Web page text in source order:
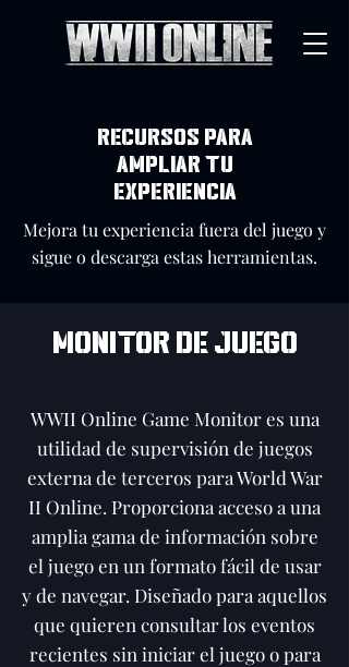
RECURSOS PARA
AMPLIAR TU
EXPERIENCIA
Mejora tu experiencia fuera del juego y
sigue o descarga estas herramientas.
MONITOR DE JUEGO
WWII Online Game Monitor es una
utilidad de supervisión de juegos
externa de terceros para World War
II Online. Proporciona acceso a una
amplia gama de información sobre
el juego en un formato fácil de usar
y de navegar. Diseñado para aquellos
que quieren consultar los eventos
recientes sin iniciar el juego o para